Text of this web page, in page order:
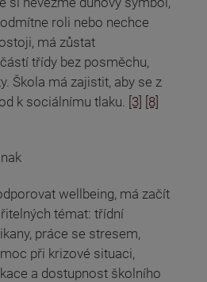
roli nebo nechce
má zůstat
třídy bez posměchu,
Škola má zajistit, aby se z
k sociálnímu tlaku. [3] [8]
wellbeing, má začít
témat: třídní
práce se stresem,
při krizové situaci,
a dostupnost školního